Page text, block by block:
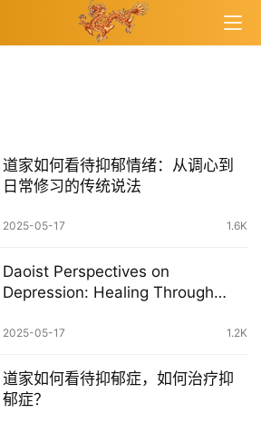
道家如何看待抑郁情绪：从调心到
日常修习的传统说法
2025-05-17 1.6K
Daoist Perspectives on
Depression: Healing Through
2025-05-17 1.2K
道家如何看待抑郁症，如何治疗抑
郁症？